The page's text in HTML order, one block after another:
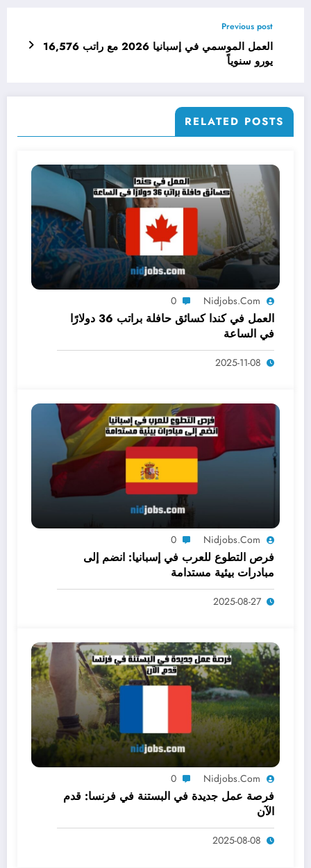
Previous post
العمل الموسمي في إسبانيا 2026 مع راتب 16,576
يورو سنوياً
RELATED POSTS
Nidjobs.com
0
العمل في كندا كسائق حافلة براتب 36 دولارًا
في الساعة
2025-11-08
Nidjobs.com
0
فرص التطوع للعرب في إسبانيا: انضم إلى
مبادرات بيئية مستدامة
2025-08-27
Nidjobs.com
0
فرصة عمل جديدة في البستنة في فرنسا: قدم
الآن
2025-08-08